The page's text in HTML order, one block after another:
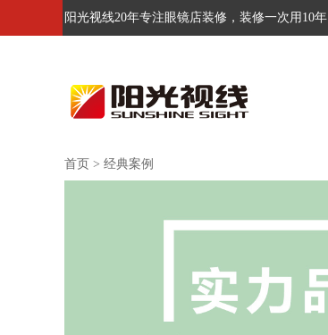
阳光视线20年专注眼镜店装修，装修一次用10年
首页 > 经典案例